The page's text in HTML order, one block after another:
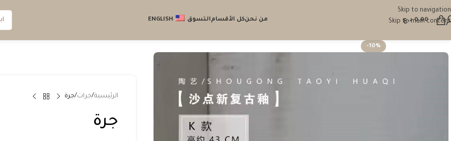
Skip to navigation
Skip to main content
0.00 د.ع من نحنكل الأقسامالتسوق ENGLISH
-10%
الرئيسية جرات جرة
جرة